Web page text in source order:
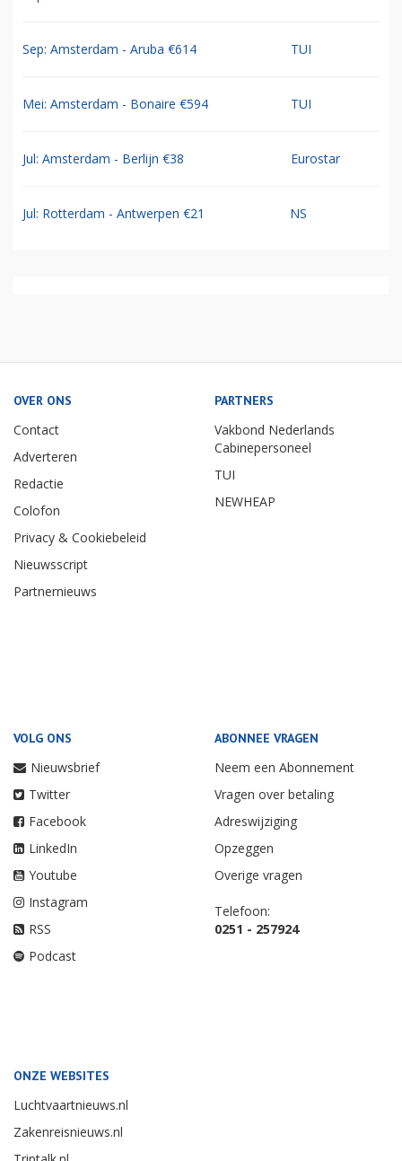
Sep: Amsterdam - Aruba €614 TUI
Mei: Amsterdam - Bonaire €594 TUI
Jul: Amsterdam - Berlijn €38 Eurostar
Jul: Rotterdam - Antwerpen €21 NS
OVER ONS
Contact
Adverteren
Redactie
Colofon
Privacy & Cookiebeleid
Nieuwsscript
Partnernieuws
PARTNERS
Vakbond Nederlands
Cabinepersoneel
TUI
NEWHEAP
VOLG ONS
Nieuwsbrief
Twitter
Facebook
LinkedIn
Youtube
Instagram
RSS
Podcast
ABONNEE VRAGEN
Neem een Abonnement
Vragen over betaling
Adreswijziging
Opzeggen
Overige vragen
Telefoon:
0251 - 257924
ONZE WEBSITES
Luchtvaartnieuws.nl
Zakenreisnieuws.nl